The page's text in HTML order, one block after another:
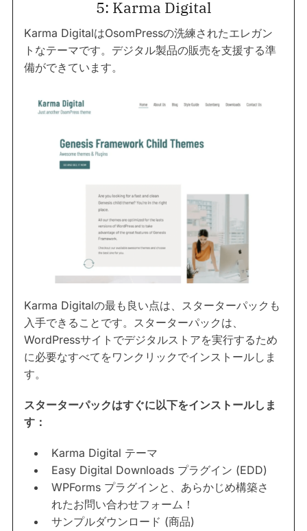
5: Karma Digital
Karma DigitalはOsomPressの洗練されたエレガン
トなテーマです。デジタル製品の販売を支援する準
備ができています。
Karma Digitalの最も良い点は、スターターパックも
入手できることです。スターターパックは、
WordPressサイトでデジタルストアを実行するため
に必要なすべてをワンクリックでインストールしま
す。
スターターパックはすぐに以下をインストールしま
す：
Karma Digital テーマ
Easy Digital Downloads プラグイン (EDD)
WPForms プラグインと、あらかじめ構築さ
れたお問い合わせフォーム！
サンプルダウンロード (商品)